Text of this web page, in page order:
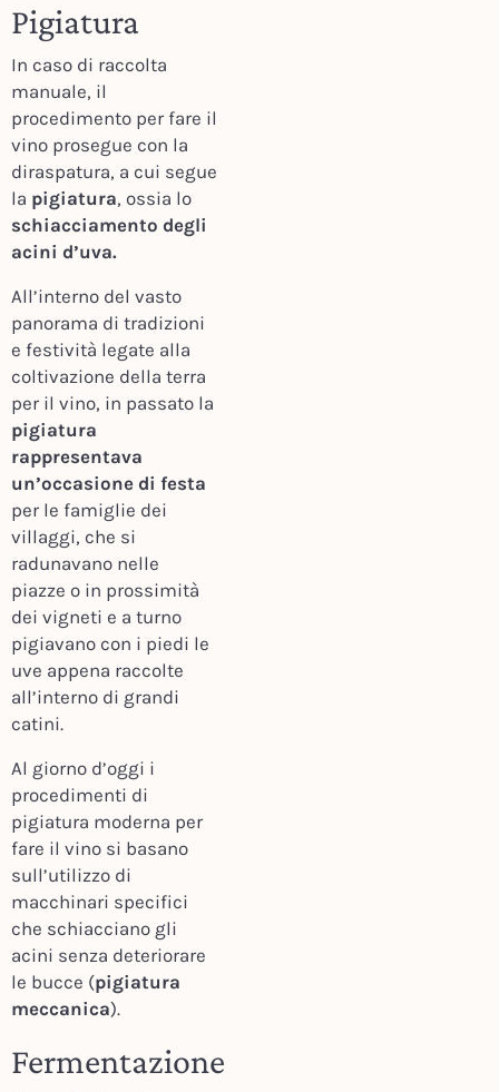
Pigiatura
In caso di raccolta
manuale, il
procedimento per fare il
vino prosegue con la
diraspatura, a cui segue
la pigiatura, ossia lo
schiacciamento degli
acini d’uva.
All’interno del vasto
panorama di tradizioni
e festività legate alla
coltivazione della terra
per il vino, in passato la
pigiatura
rappresentava
un’occasione di festa
per le famiglie dei
villaggi, che si
radunavano nelle
piazze o in prossimità
dei vigneti e a turno
pigiavano con i piedi le
uve appena raccolte
all’interno di grandi
catini.
Al giorno d’oggi i
procedimenti di
pigiatura moderna per
fare il vino si basano
sull’utilizzo di
macchinari specifici
che schiacciano gli
acini senza deteriorare
le bucce (pigiatura
meccanica).
Fermentazione